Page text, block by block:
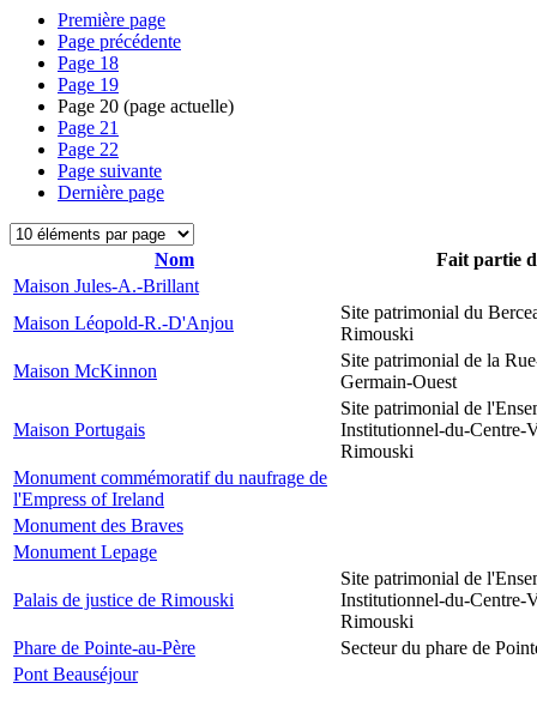
Première page
Page précédente
Page 18
Page 19
Page 20 (page actuelle)
Page 21
Page 22
Page suivante
Dernière page
Nom
Fait partie
Maison Jules-A.-Brillant
Maison Léopold-R.-D'Anjou
Site patrimonial du
Rimouski
Maison McKinnon
Site patrimonial de la
Germain-Ouest
Maison Portugais
Site patrimonial de
Institutionnel-du-Centre-
Rimouski
Monument commémoratif du naufrage de
l'Empress of Ireland
Monument des Braves
Monument Lepage
Palais de justice de Rimouski
Site patrimonial de
Institutionnel-du-Centre-
Rimouski
Phare de Pointe-au-Père
Secteur du phare de
Pont Beauséjour